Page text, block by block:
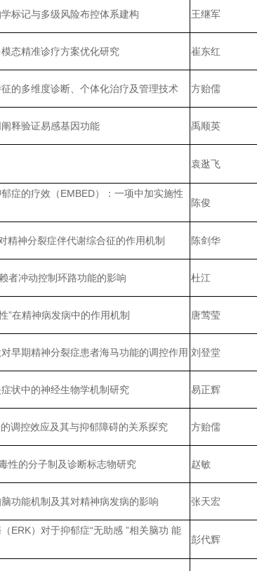
标记与多级风险布控体系建构 王继军
态精准诊疗方案优化研究 崔东红
的多维度诊断、个体化治疗及管理技术 方贻儒
释验证易感基因功能 禹顺英
袁逖飞
症的疗效（EMBED）：一项中加实施性
陈俊
精神分裂症伴代谢综合征的作用机制 陈剑华
者冲动控制环路功能的影响 杜江
”在精神病发病中的作用机制 唐莺莹
早期精神分裂症患者海马功能的调控作用 刘登堂
状中的神经生物学机制研究 易正辉
调控效应及其与抑郁障碍的关系探究 方贻儒
性的分子制及诊断标志物研究 赵敏
功能机制及其对精神病发病的影响 张天宏
ERK）对于抑郁症“无助感 ”相关脑功 能
彭代辉